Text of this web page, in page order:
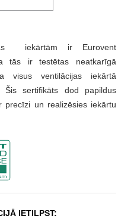
iekārtām ir Eurovent
tās ir testētas neatkarīgā
visus ventilācijas iekārtā
Šis sertifikāts dod papildus
un realizēsies iekārtu
IETILPST: